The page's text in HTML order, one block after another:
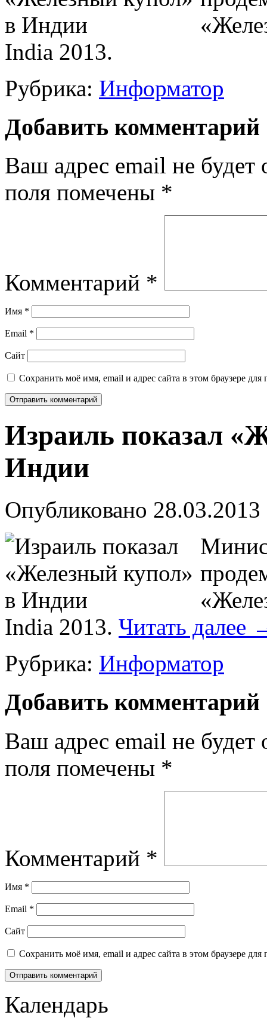
India 2013.
Рубрика: Информатор
Добавить комментарий
Ваш адрес email не будет
поля помечены *
Комментарий *
Имя *
Email *
Сайт
Сохранить моё имя, email и адрес сайта в этом браузере
Израиль показал
Индии
Опубликовано 28.03.2013
India 2013. Читать далее
Рубрика: Информатор
Добавить комментарий
Ваш адрес email не будет
поля помечены *
Комментарий *
Имя *
Email *
Сайт
Сохранить моё имя, email и адрес сайта в этом браузере
Календарь